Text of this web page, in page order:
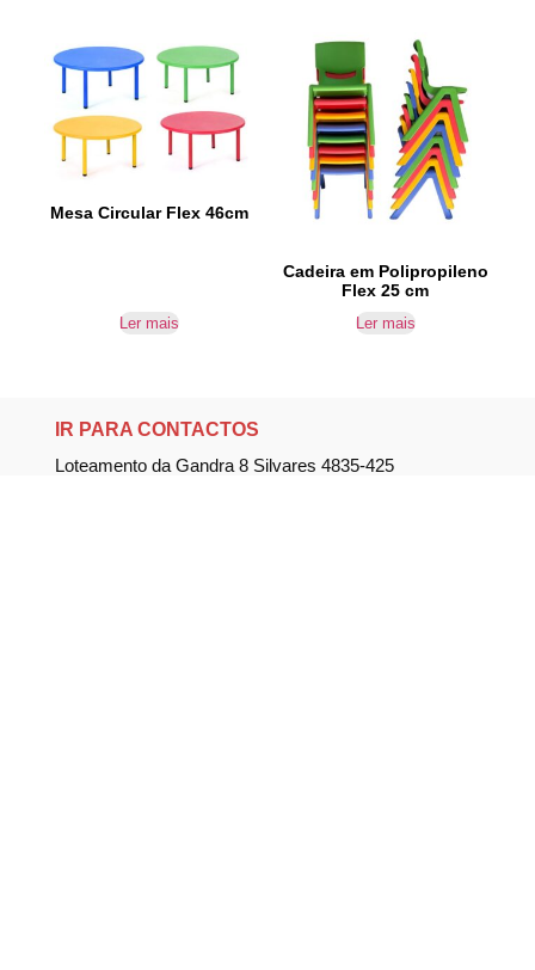
Mesa Circular Flex 46cm
Ler mais
Cadeira em Polipropileno
Flex 25 cm
Ler mais
IR PARA CONTACTOS
Loteamento da Gandra 8 Silvares 4835-425